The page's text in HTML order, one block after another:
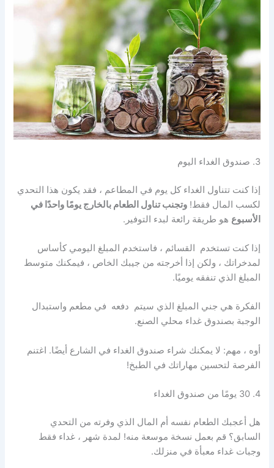
3. صندوق الغداء اليوم
إذا كنت تتناول الغداء كل يوم في المطاعم ، فقد يكون هذا التحدي
لكسب المال فقط!وتجنبتناول الطعام بالخارج يومًا واحدًا في
الأسبوع هو طريقة رائعة لبدء التوفير.
إذا كنت تستخدم القسائم ، فاستخدم المبلغ اليومي كأساس
لمدخراتك ، ولكن إذا أخرجته من جيبك الخاص ، فيمكنك متوسط ​​
المبلغ الذي تنفقه يوميًا.
الفكرة هي جني المبلغ الذي سيتم دفعه في مطعم واستبدال
الوجبة بصندوق غداء محلي الصنع.
أوه ، مهم: لا يمكنك شراء صندوق الغداء في الشارع أيضًا. اغتنم
الفرصة لتحسين مهاراتك في الطبخ!
4. 30 يومًا من صندوق الغداء
هل أعجبك الطعام نفسه أم المال الذي وفرته من التحدي
السابق؟ قم بعمل نسخة موسعة منه! لمدة شهر ، غداء فقط
وجبات غداء معبأة في منزلك.